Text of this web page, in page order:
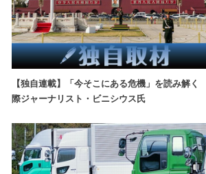
【独自連載】「今そこにある危機」を読み解
際ジャーナリスト・ビニシウス氏